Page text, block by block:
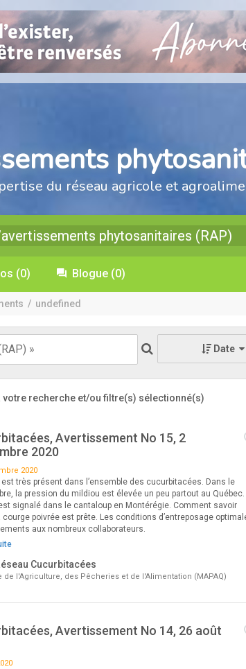
du réseau agricole et
phytosanitaires (RAP)
(0) Blogue (0)
/ undefined
Date
votre recherche et/ou filtre(s) sélectionné(s)
Avertissement No 15, 2
2020
2020
est très présent dans l’ensemble des cucurbitacées. Dans le
la pression du mildiou est élevée un peu partout au Québec.
signalé dans le cantaloup en Montérégie. Comment savoir
courge poivrée est prête. Les conditions d’entreposage
aux nombreux collaborateurs.
Cucurbitacées
de l'Agriculture, des Pêcheries et de l'Alimentation (MAPAQ)
Avertissement No 14, 26 août